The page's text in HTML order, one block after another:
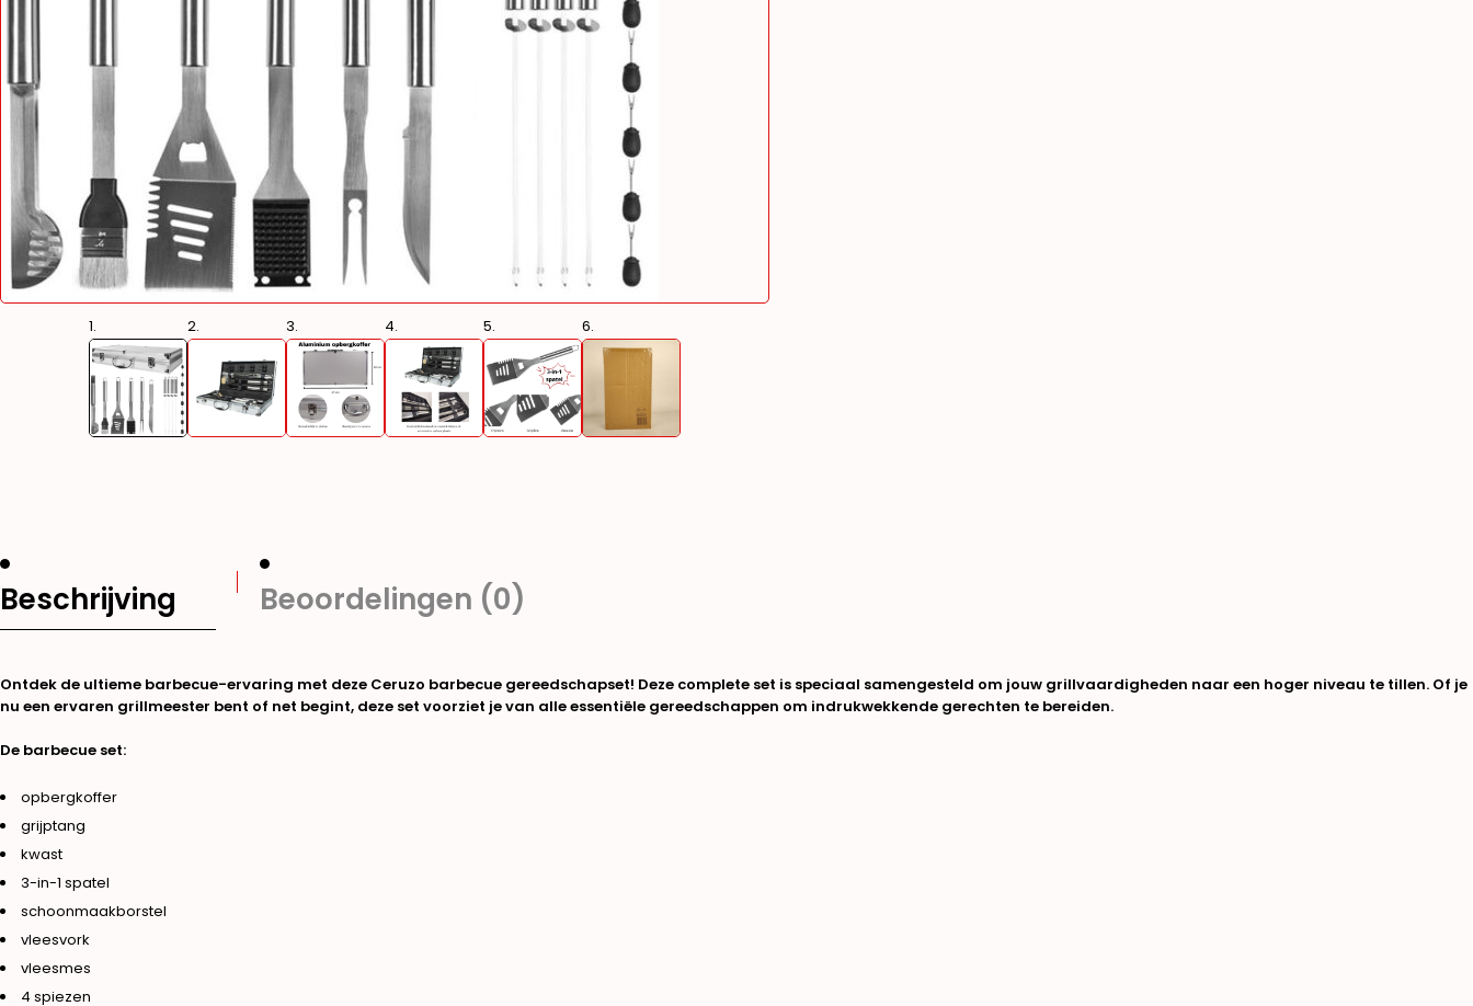
Beschrijving Beoordelingen (0)
Ontdek de ultieme barbecue-ervaring met deze Ceruzo barbecue gereedschapset! Deze complete set is speciaal samengesteld om jouw grillvaardigheden naar een hoger niveau te tillen. Of je
nu een ervaren grillmeester bent of net begint, deze set voorziet je van alle essentiële gereedschappen om indrukwekkende gerechten te bereiden.
De barbecue set:
opbergkoffer
grijptang
kwast
3-in-1 spatel
schoonmaakborstel
vleesvork
vleesmes
4 spiezen